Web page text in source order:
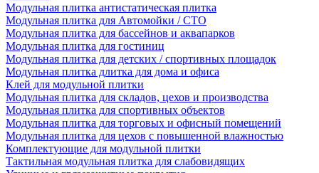
Модульная плитка антистатическая плитка
Модульная плитка для Автомойки / СТО
Модульная плитка для бассейнов и аквапарков
Модульная плитка для гостиниц
Модульная плитка для детских / спортивных площадок
Модульная плитка длитка для дома и офиса
Клей для модульной плитки
Модульная плитка для складов, цехов и производства
Модульная плитка для спортивных объектов
Модульная плитка для торговых и офисный помещений
Модульная плитка для цехов с повышенной влажностью
Комплектующие для модульной плитки
Тактильная модульная плитка для слабовидящих